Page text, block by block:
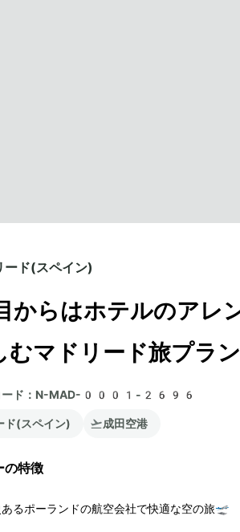
ード(スペイン)
からはホテルのアレ
むマドリード旅プラン
ド： N-MAD-0001-2696
ド(スペイン) 成田空港
の特徴
あるポーランドの航空会社で快適な空の旅🛫